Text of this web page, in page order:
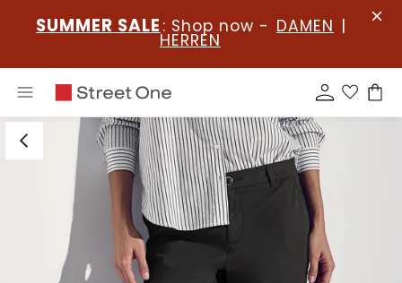
SUMMER SALE : Shop now - DAMEN |
HERREN